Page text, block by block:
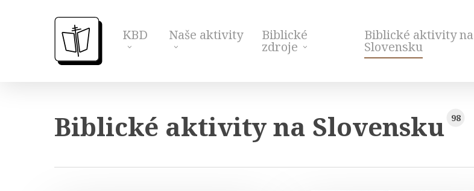
KBD Naše aktivity Biblické
zdroje
Biblické aktivity na
Slovensku
Biblické aktivity na Slovensku 98